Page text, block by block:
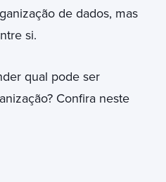
de dados, mas
si.
qual pode ser
Confira neste